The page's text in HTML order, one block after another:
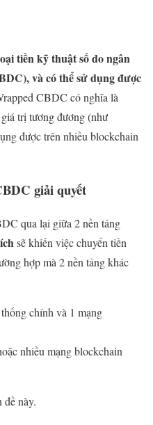
tiền kỹ thuật số do ngân
và có thể sử dụng được
CBDC có nghĩa là
trị tương đương (như
được trên nhiều blockchain
giải quyết
qua lại giữa 2 nền tảng
sẽ khiến việc chuyển tiền
hợp mà 2 nền tảng khác
chính và 1 mạng
nhiều mạng blockchain
đề này.